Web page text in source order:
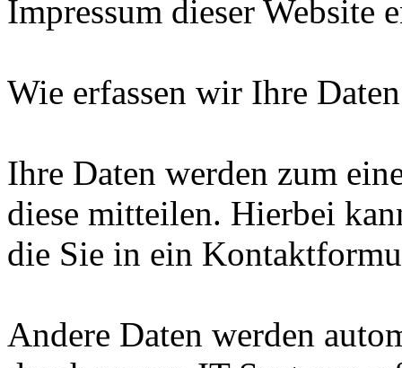
Impressum dieser Website
Wie erfassen wir Ihre
Ihre Daten werden zum
diese mitteilen. Hierbei
die Sie in ein
Andere Daten werden